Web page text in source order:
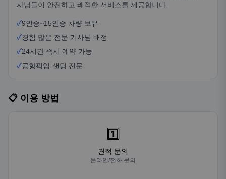
사님들이 안전하고 쾌적한 서비스를 제공합니다.
✓9인승~15인승 차량 보유
✓경험 많은 전문 기사님 배정
✓24시간 즉시 예약 가능
✓공항픽업·샌딩 전문
📋 이용 방법
1️⃣
견적 문의
온라인/전화 문의